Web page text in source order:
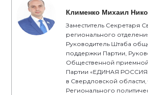
Клименко Михаил
Заместитель Секретаря
регионального
Руководитель Штаба
поддержки Партии,
Общественной приемной
Партии «ЕДИНАЯ
в Свердловской
Регионального